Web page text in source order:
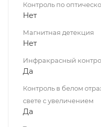
Контроль по
Нет
Магнитная детекция
Нет
Инфракрасный
Да
Контроль в белом
свете с увеличением
Да